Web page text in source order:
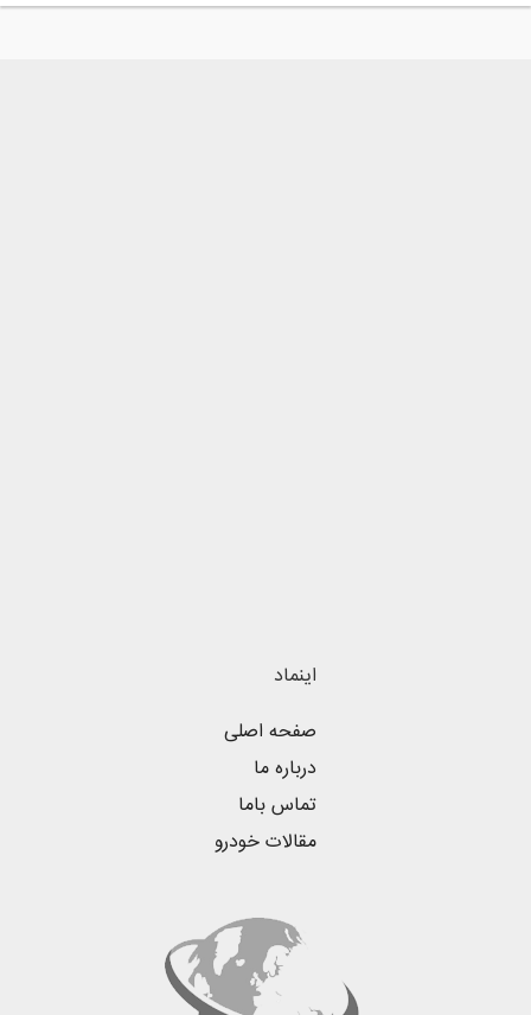
اینماد
صفحه اصلی
درباره ما
تماس باما
مقالات خودرو